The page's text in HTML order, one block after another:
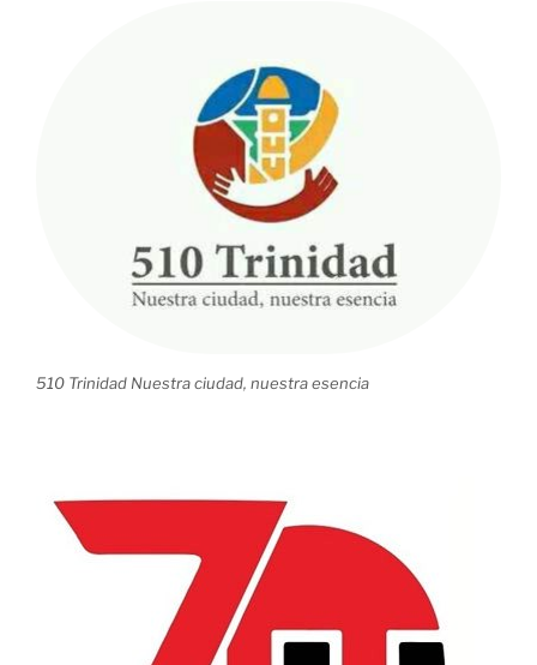
510 Trinidad Nuestra ciudad, nuestra esencia